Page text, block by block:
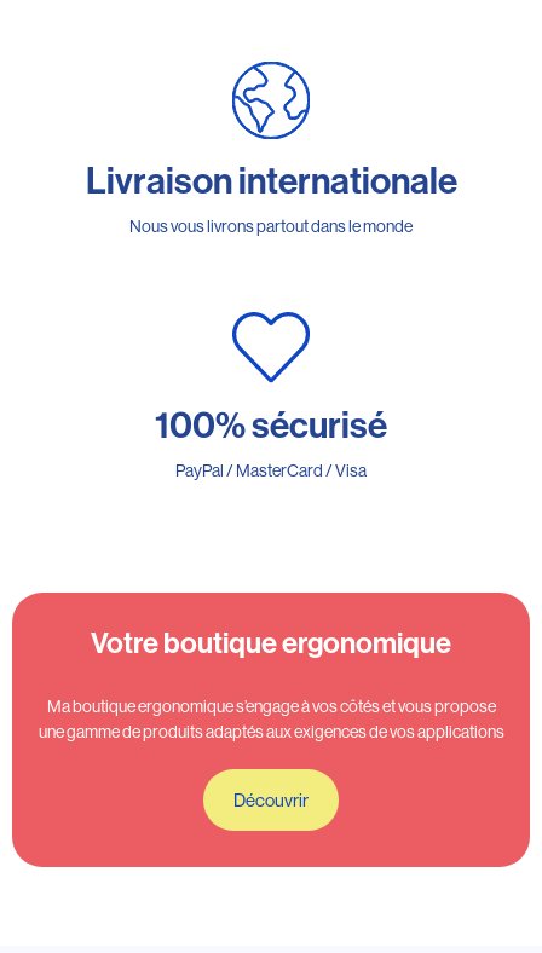
Livraison internationale
Nous vous livrons partout dans le monde
100% sécurisé
PayPal / MasterCard / Visa
Votre boutique ergonomique
Ma boutique ergonomique s’engage à vos côtés et vous propose
une gamme de produits adaptés aux exigences de vos applications
Découvrir